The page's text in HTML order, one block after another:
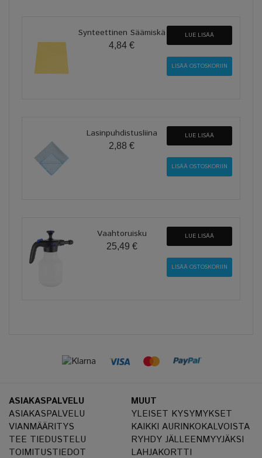
Synteettinen Säämiskä
4,84 €
LUE LISÄÄ
Lasinpuhdistusliina
2,88 €
LUE LISÄÄ
Vaahtoruisku
25,49 €
LUE LISÄÄ
ASIAKASPALVELU
ASIAKASPALVELU
VIANMÄÄRITYS
TEE TIEDUSTELU
TOIMITUSTIEDOT
MUUT
YLEISET KYSYMYKSET
KAIKKI AURINKOKALVOISTA
RYHDY JÄLLEENMYYJÄKSI
LAHJAKORTTI